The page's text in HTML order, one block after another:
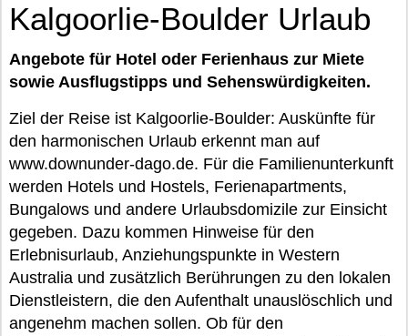
Kalgoorlie-Boulder Urlaub
Angebote für Hotel oder Ferienhaus zur Miete
sowie Ausflugstipps und Sehenswürdigkeiten.
Ziel der Reise ist Kalgoorlie-Boulder: Auskünfte für
den harmonischen Urlaub erkennt man auf
www.downunder-dago.de. Für die Familienunterkunft
werden Hotels und Hostels, Ferienapartments,
Bungalows und andere Urlaubsdomizile zur Einsicht
gegeben. Dazu kommen Hinweise für den
Erlebnisurlaub, Anziehungspunkte in Western
Australia und zusätzlich Berührungen zu den lokalen
Dienstleistern, die den Aufenthalt unauslöschlich und
angenehm machen sollen. Ob für den